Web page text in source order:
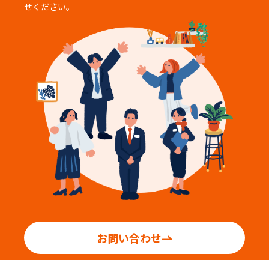
せください。
お問い合わせ